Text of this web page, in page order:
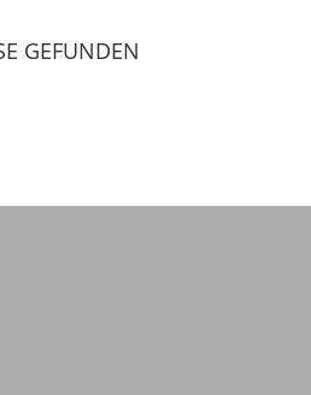
GEFUNDEN